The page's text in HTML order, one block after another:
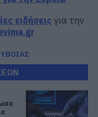
ειδήσεις για την